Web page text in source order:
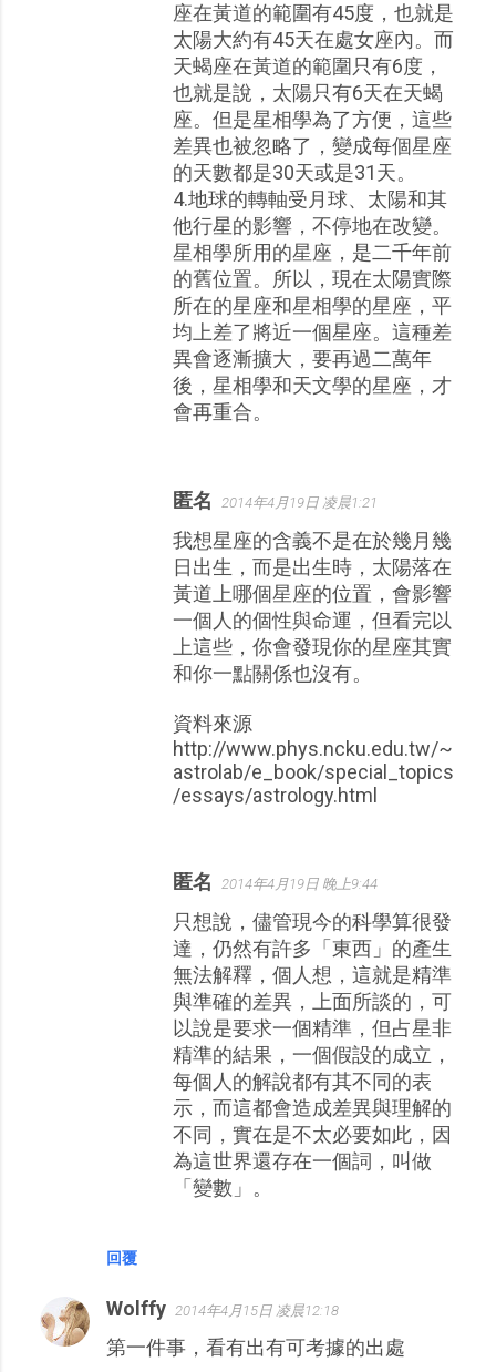
回覆
座在黃道的範圍有45度，也就是
太陽大約有45天在處女座內。而
天蝎座在黃道的範圍只有6度，
也就是說，太陽只有6天在天蝎
座。但是星相學為了方便，這些
差異也被忽略了，變成每個星座
的天數都是30天或是31天。
4.地球的轉軸受月球、太陽和其
他行星的影響，不停地在改變。
星相學所用的星座，是二千年前
的舊位置。所以，現在太陽實際
所在的星座和星相學的星座，平
均上差了將近一個星座。這種差
異會逐漸擴大，要再過二萬年
後，星相學和天文學的星座，才
會再重合。
匿名 2014年4月19日 凌晨1:21
我想星座的含義不是在於幾月幾
日出生，而是出生時，太陽落在
黃道上哪個星座的位置，會影響
一個人的個性與命運，但看完以
上這些，你會發現你的星座其實
和你一點關係也沒有。
資料來源
http://www.phys.ncku.edu.tw/~
astrolab/e_book/special_topics
/essays/astrology.html
匿名 2014年4月19日 晚上9:44
只想說，儘管現今的科學算很發
達，仍然有許多「東西」的產生
無法解釋，個人想，這就是精準
與準確的差異，上面所談的，可
以說是要求一個精準，但占星非
精準的結果，一個假設的成立，
每個人的解說都有其不同的表
示，而這都會造成差異與理解的
不同，實在是不太必要如此，因
為這世界還存在一個詞，叫做
「變數」。
Wolffy 2014年4月15日 凌晨12:18
第一件事，看有出有可考據的出處